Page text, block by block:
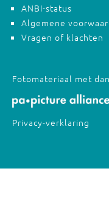
ANBI-status
Algemene
Vragen of klachten
Fotomateriaal met
Privacy-verklaring